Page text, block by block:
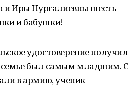
и Иры Нургалиевны шесть
и бабушки!
удостоверение получил
семье был самым младшим. С
в армию, ученик